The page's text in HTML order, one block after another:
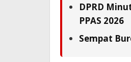
DPRD
PPAS 2026
Sempat